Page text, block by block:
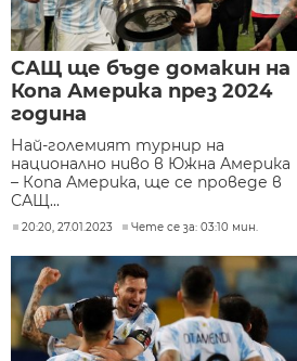
САЩ ще бъде домакин на
Копа Америка през 2024
година
Най-големият турнир на
национално ниво в Южна Америка
– Копа Америка, ще се проведе в
САЩ...
20:20, 27.01.2023 Чете се за: 03:10 мин.